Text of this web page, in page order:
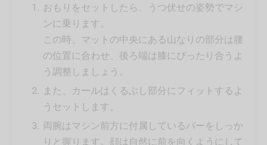
おもりをセットしたら、うつ伏せの姿勢でマシ
ンに乗ります。
この時、マットの中央にある山なりの部分は腰
の位置に合わせ、後ろ端は膝にぴったり合うよ
う調整しましょう。
また、カールはくるぶし部分にフィットするよ
うセットします。
両腕はマシン前方に付属しているバーをしっか
りと握ります。顔は自然に前を向くようにして